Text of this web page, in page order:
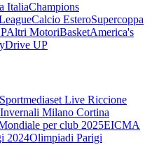
ItaliaChampions
Calcio EsteroSupercoppa
Altri MotoriBasketAmerica's
Drive UP
Sportmediaset Live Riccione
Milano Cortina
per club 2025EICMA
2024Olimpiadi Parigi